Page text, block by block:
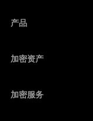
产品
硬件钱包
Ledger Stax
加密资产
以太坊钱包
加密服务